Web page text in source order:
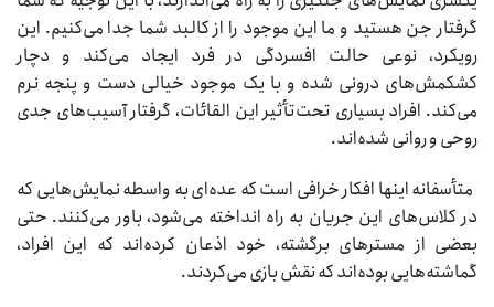
گرفتار جن هستید و ما این موجود را از کالبد شما جدا می‌کنیم. این
رویکرد، نوعی حالت افسردگی در فرد ایجاد می‌کند و دچار
کشکمش‌های درونی شده و با یک موجود خیالی دست و پنجه نرم
می‌کند. افراد بسیاری تحت‌تأثیر این القائات، گرفتار آسیب‌های جدی
روحی و روانی شده‌اند.
متأسفانه اینها افکار خرافی است که عده‌ای به واسطه نمایش‌هایی که
در کلاس‌های این جریان به راه انداخته می‌شود، باور می‌کنند. حتی
بعضی از مسترهای برگشته، خود اذعان کرده‌اند که این افراد،‌
گماشته‌هایی بوده‌اند که نقش‌ بازی می‌کردند.